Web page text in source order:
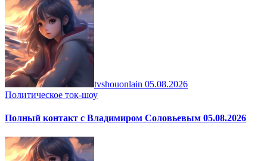
tvshouonlain 05.08.2026
Политическое ток-шоу
Полный контакт с Владимиром Соловьевым 05.08.2026